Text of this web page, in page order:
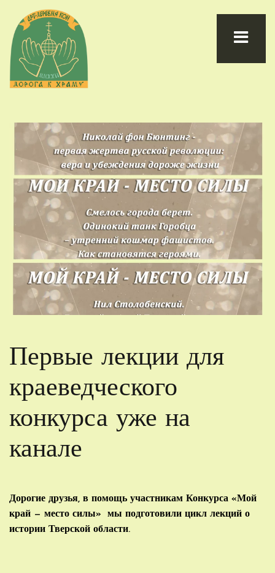
Первые лекции для
краеведческого
конкурса уже на
канале
Дорогие друзья, в помощь участникам Конкурса «Мой
край — место силы» мы подготовили цикл лекций о
истории Тверской области.